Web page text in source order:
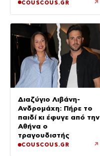
COUSCOUS.GR ↗
Διαζύγιο Λιβάνη-
Ανδρομάχη: Πήρε το
παιδί κι έφυγε από την
Αθήνα ο
τραγουδιστής
COUSCOUS.GR ↗